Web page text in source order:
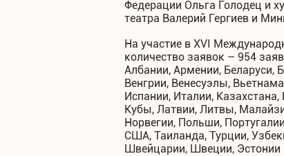
Федерации Ольга Голодец и
театра Валерий Гергиев и
На участие в XVI
количество заявок – 954
Албании, Армении, Беларуси,
Венгрии, Венесуэлы,
Испании, Италии,
Кубы, Латвии, Литвы,
Норвегии, Польши,
США, Таиланда, Турции,
Швейцарии, Швеции, Эстонии